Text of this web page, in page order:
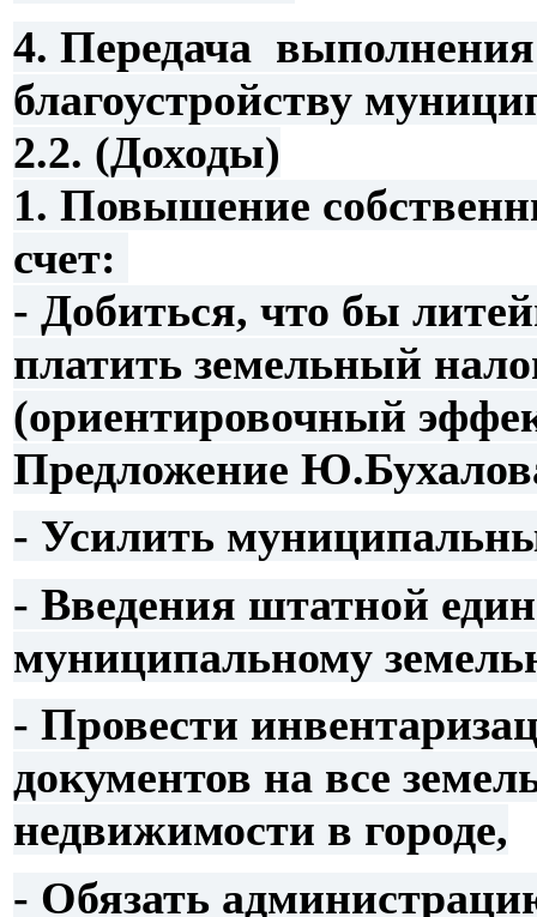
4. Передача
благоустройству
2.2. (Доходы)
1. Повышение
счет:
- Добиться, что бы
платить земельный
(ориентировочный
Предложение
- Усилить
- Введения штатной
муниципальному
- Провести
документов на все
недвижимости в городе,
- Обязать